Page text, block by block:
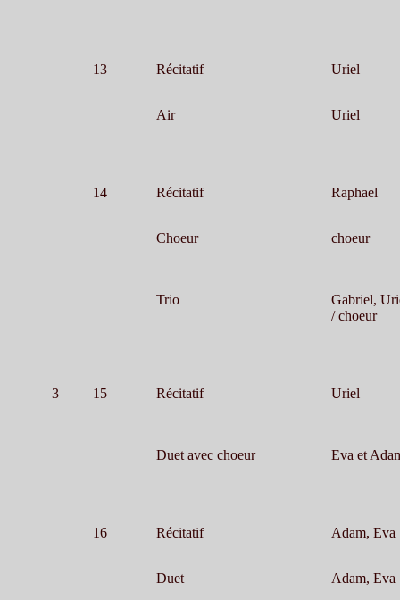
13 Récitatif Uriel
Air Uriel
14 Récitatif Raphael
Choeur choeur
Trio
Gabriel,
/ choeur
3 15 Récitatif Uriel
Duet avec choeur Eva et
16 Récitatif Adam, Eva
Duet Adam, Eva